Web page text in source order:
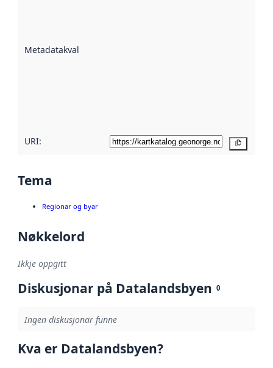
Metadatakvalitet
URI:
Tema
Regionar og byar
Nøkkelord
Ikkje oppgitt
Diskusjonar på Datalandsbyen 0
Ingen diskusjonar funne
Kva er Datalandsbyen?